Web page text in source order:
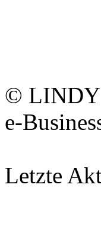
© LINDY
e-
Letzte